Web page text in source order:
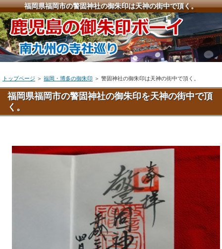
福岡県福岡市の警固神社の御朱印は天神の街中で頂く。
トップページ ＞ 福岡・博多の御朱印 ＞ 警固神社の御朱印は天神の街中で頂く。
福岡県福岡市の警固神社の御朱印を天神の街中で頂
く。